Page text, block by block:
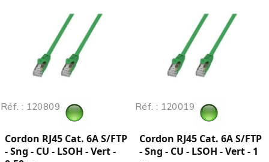
Réf. : 120809
Cordon RJ45 Cat. 6A S/FTP
- Sng - CU - LSOH - Vert -
Réf. : 120019
Cordon RJ45 Cat. 6A S/FTP
- Sng - CU - LSOH - Vert - 1